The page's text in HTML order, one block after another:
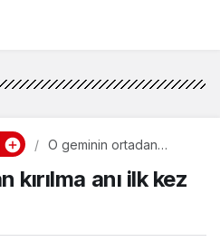
O geminin ortadan
kadar net…anı ilk kez